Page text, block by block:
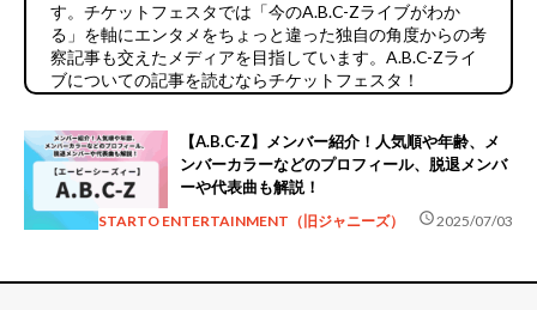
す。チケットフェスタでは「今のA.B.C-Zライブがわか
る」を軸にエンタメをちょっと違った独自の角度からの考
察記事も交えたメディアを目指しています。A.B.C-Zライ
ブについての記事を読むならチケットフェスタ！
【A.B.C-Z】メンバー紹介！人気順や年齢、メ
ンバーカラーなどのプロフィール、脱退メンバ
ーや代表曲も解説！
STARTO ENTERTAINMENT（旧ジャニーズ） schedule2025/07/03